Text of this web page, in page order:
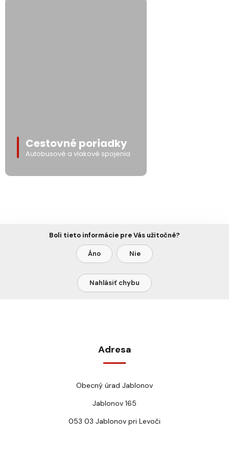
Cestovné poriadky
Autobusové a vlakové spojenia
Boli tieto informácie pre Vás užitočné?
Áno Nie
Nahlásiť chybu
Adresa
Obecný úrad Jablonov
Jablonov 165
053 03 Jablonov pri Levoči